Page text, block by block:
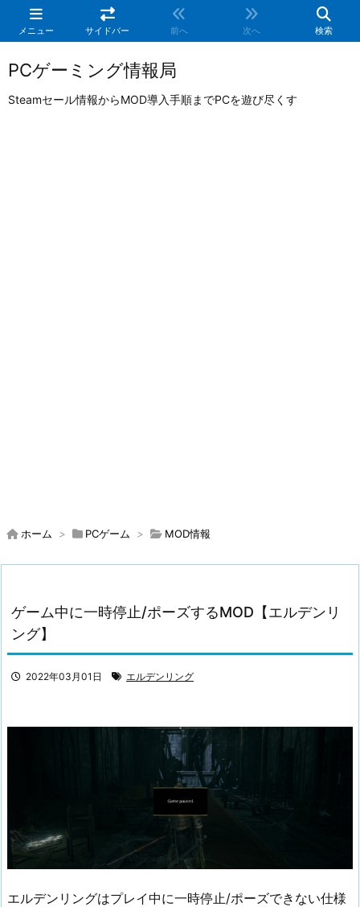
メニュー サイドバー 前へ 次へ 検索
PCゲーミング情報局
Steamセール情報からMOD導入手順までPCを遊び尽くす
ホーム > PCゲーム > MOD情報
ゲーム中に一時停止/ポーズするMOD【エルデンリ
ング】
2022年03月01日 エルデンリング
エルデンリングはプレイ中に一時停止/ポーズできない仕様